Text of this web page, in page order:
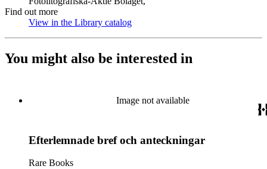
Find out more
View in the Library catalog
You might also be interested in
Image not available
Efterlemnade bref och anteckningar
Rare Books